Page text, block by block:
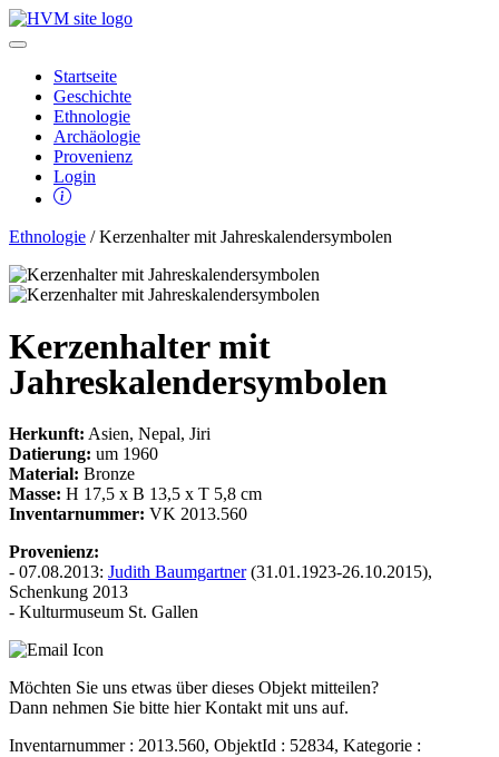
Startseite
Geschichte
Ethnologie
Archäologie
Provenienz
Login
Ethnologie / Kerzenhalter mit Jahreskalendersymbolen
Kerzenhalter mit
Jahreskalendersymbolen
Herkunft: Asien, Nepal, Jiri
Datierung: um 1960
Material: Bronze
Masse: H 17,5 x B 13,5 x T 5,8 cm
Inventarnummer: VK 2013.560
Provenienz:
- 07.08.2013: Judith Baumgartner(31.01.1923-26.10.2015),
Schenkung 2013
- Kulturmuseum St. Gallen
Möchten Sie uns etwas über dieses Objekt mitteilen?
Dann nehmen Sie bitte hier Kontakt mit uns auf.
Inventarnummer : 2013.560, ObjektId : 52834, Kategorie :